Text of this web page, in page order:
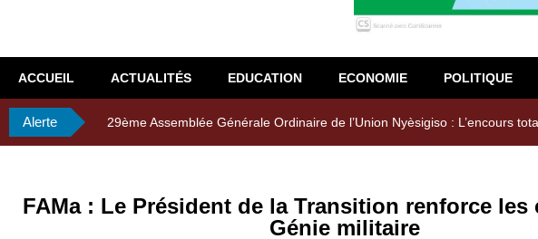
ACCUEIL ACTUALITÉS EDUCATION ECONOMIE POLITIQUE
Alerte 29ème Assemblée Générale Ordinaire de l’Union Nyèsigiso : L’encours
FAMa : Le Président de la Transition renforce les
Génie militaire